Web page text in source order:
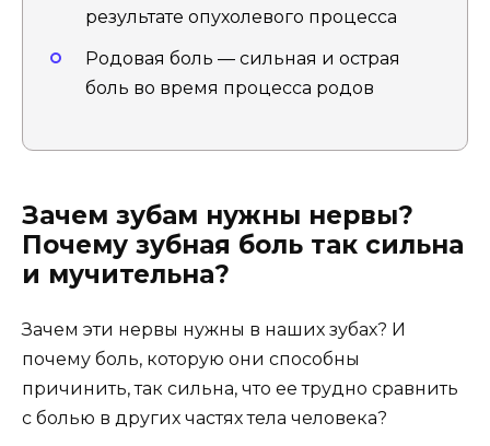
результате опухолевого процесса
Родовая боль — сильная и острая
боль во время процесса родов
Зачем зубам нужны нервы?
Почему зубная боль так сильна
и мучительна?
Зачем эти нервы нужны в наших зубах? И
почему боль, которую они способны
причинить, так сильна, что ее трудно сравнить
с болью в других частях тела человека?